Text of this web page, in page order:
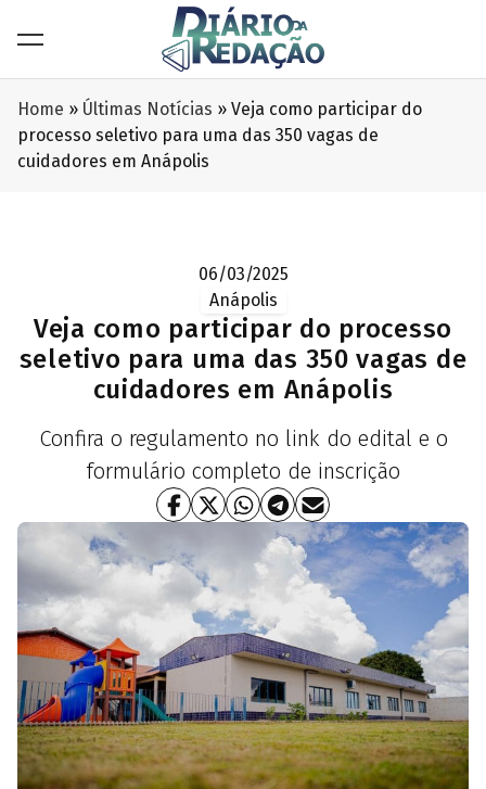
Home » Últimas Notícias » Veja como participar do
processo seletivo para uma das 350 vagas de
cuidadores em Anápolis
06/03/2025
Anápolis
Veja como participar do processo
seletivo para uma das 350 vagas de
cuidadores em Anápolis
Confira o regulamento no link do edital e o
formulário completo de inscrição